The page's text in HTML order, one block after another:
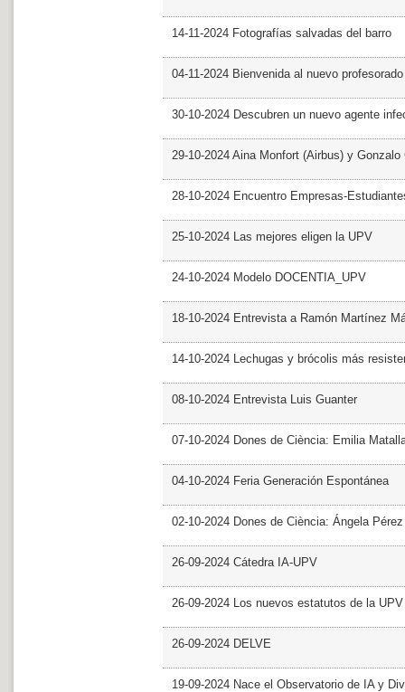
14-11-2024 Fotografías salvadas del barro
04-11-2024 Bienvenida al nuevo profesorado
30-10-2024 Descubren un nuevo agente
29-10-2024 Aina Monfort (Airbus) y
28-10-2024 Encuentro Empresas-
25-10-2024 Las mejores eligen la UPV
24-10-2024 Modelo DOCENTIA_UPV
18-10-2024 Entrevista a Ramón Martínez
14-10-2024 Lechugas y brócolis más
08-10-2024 Entrevista Luis Guanter
07-10-2024 Dones de Ciència: Emilia
04-10-2024 Feria Generación Espontánea
02-10-2024 Dones de Ciència: Ángela Pérez
26-09-2024 Cátedra IA-UPV
26-09-2024 Los nuevos estatutos de la
26-09-2024 DELVE
19-09-2024 Nace el Observatorio de IA y